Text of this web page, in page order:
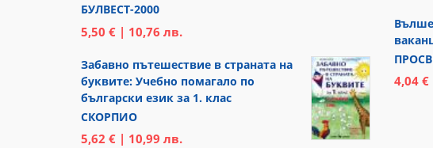
БУЛВЕСТ-2000
5,50 € | 10,76 лв.
Забавно пътешествие в страната на
буквите: Учебно помагало по
български език за 1. клас
СКОРПИО
5,62 € | 10,99 лв.
4,04